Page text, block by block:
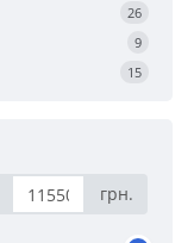
26
9
15
грн.